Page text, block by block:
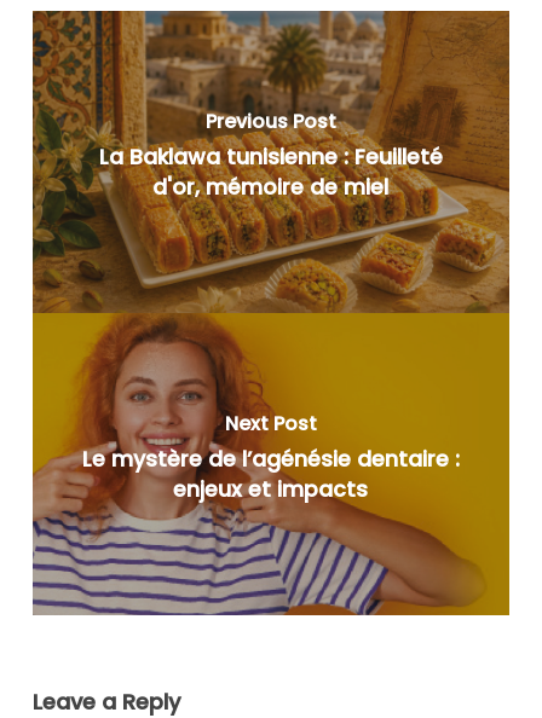
Previous Post
La Baklawa tunisienne : Feuilleté
d'or, mémoire de miel
Next Post
Le mystère de l’agénésie dentaire :
enjeux et impacts
Leave a Reply